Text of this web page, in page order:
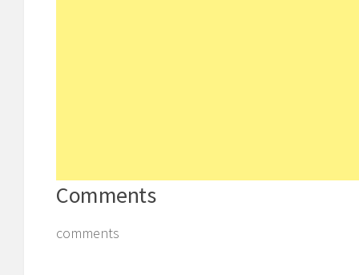
Comments
comments